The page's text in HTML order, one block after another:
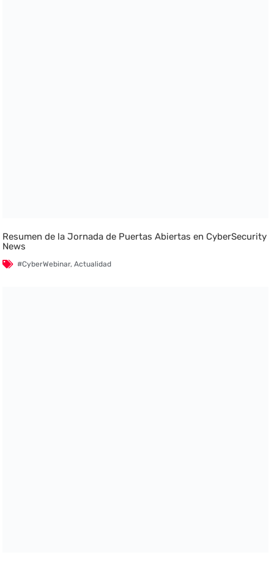
Resumen de la Jornada de Puertas Abiertas en CyberSecurity
News
#CyberWebinar,Actualidad